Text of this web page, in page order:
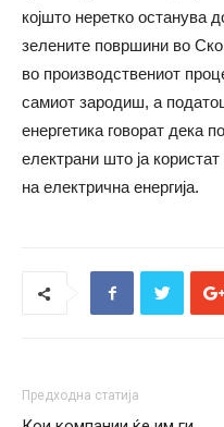
којшто неретко останува
зелените површини во
во производствениот
самиот зародиш, а
енергетика говорат дека
електрани што ја
на електрична енергија.
Предходна статија